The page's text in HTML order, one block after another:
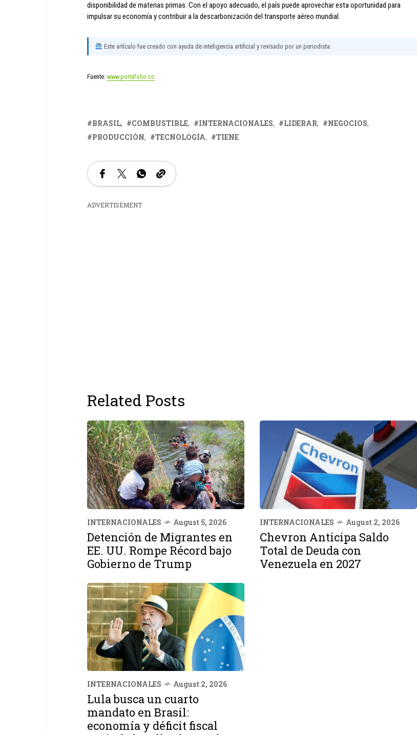
disponibilidad de materias primas. Con el apoyo adecuado, el país puede aprovechar esta oportunidad para
impulsar su economía y contribuir a la descarbonización del transporte aéreo mundial.
Este artículo fue creado con ayuda de inteligencia artificial y revisado por un periodista.
Fuente: www.portafolio.co
BRASIL COMBUSTIBLE INTERNACIONALES LIDERAR
NEGOCIOS
PRODUCCIÓN
TECNOLOGÍA TIENE
ADVERTISEMENT
Related Posts
INTERNACIONALES August 5, 2026
Detención de Migrantes en
EE. UU. Rompe Récord bajo
Gobierno de Trump
INTERNACIONALES August 2, 2026
Chevron Anticipa Saldo
Total de Deuda con
Venezuela en 2027
INTERNACIONALES August 2, 2026
Lula busca un cuarto
mandato en Brasil:
economía y déficit fiscal